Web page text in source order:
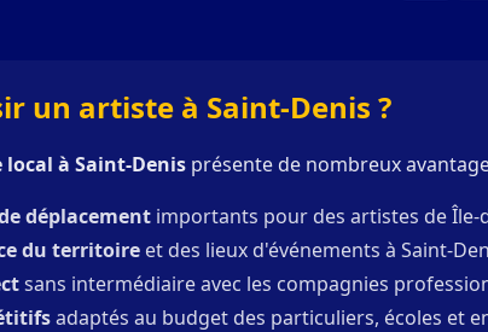
un artiste à Saint-Denis ?
à Saint-Denis présente de nombreux
déplacement importants pour des artistes de Île-
du territoire et des lieux d'événements à Saint-
sans intermédiaire avec les compagnies
adaptés au budget des particuliers, écoles et